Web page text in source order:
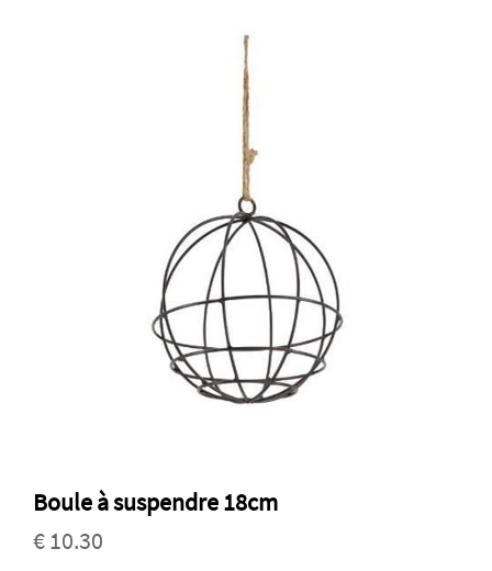
Boule à suspendre 18cm
€ 10.30